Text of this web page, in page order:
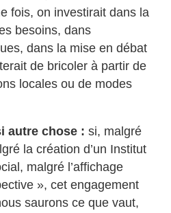
fois, on investirait dans la
besoins, dans
dans la mise en débat
de bricoler à partir de
locales ou de modes
autre chose : si, malgré
la création d’un Institut
malgré l’affichage
», cet engagement
saurons ce que vaut,